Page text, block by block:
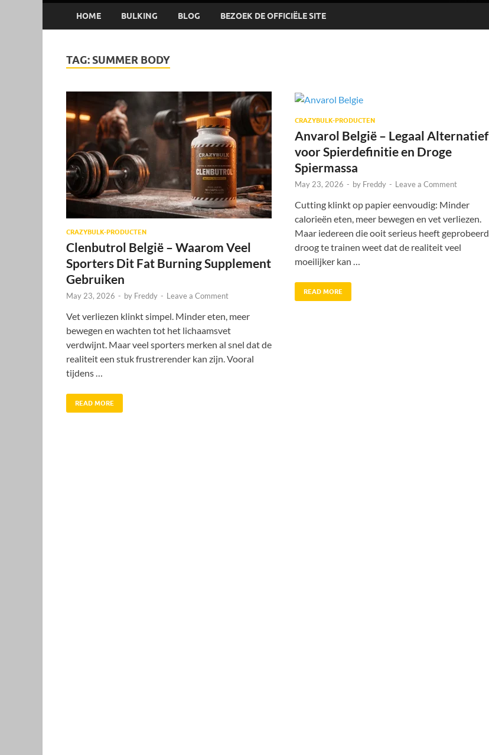
HOME BULKING BLOG BEZOEK DE OFFICIËLE SITE
TAG: SUMMER BODY
CRAZYBULK-PRODUCTEN
Clenbutrol België – Waarom Veel
Sporters Dit Fat Burning Supplement
Gebruiken
May 23, 2026 - by Freddy - Leave a Comment
Vet verliezen klinkt simpel. Minder eten, meer
bewegen en wachten tot het lichaamsvet
verdwijnt. Maar veel sporters merken al snel dat de
realiteit een stuk frustrerender kan zijn. Vooral
tijdens …
READ MORE
CRAZYBULK-PRODUCTEN
Anvarol België – Legaal Alternatief
voor Spierdefinitie en Droge
Spiermassa
May 23, 2026 - by Freddy - Leave a Comment
Cutting klinkt op papier eenvoudig: Minder
calorieën eten, meer bewegen en vet verliezen.
Maar iedereen die ooit serieus heeft geprobeerd
droog te trainen weet dat de realiteit veel
moeilijker kan …
READ MORE